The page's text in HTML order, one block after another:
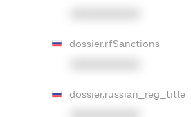
dossier.rfSanctions
dossier.russian_reg_title